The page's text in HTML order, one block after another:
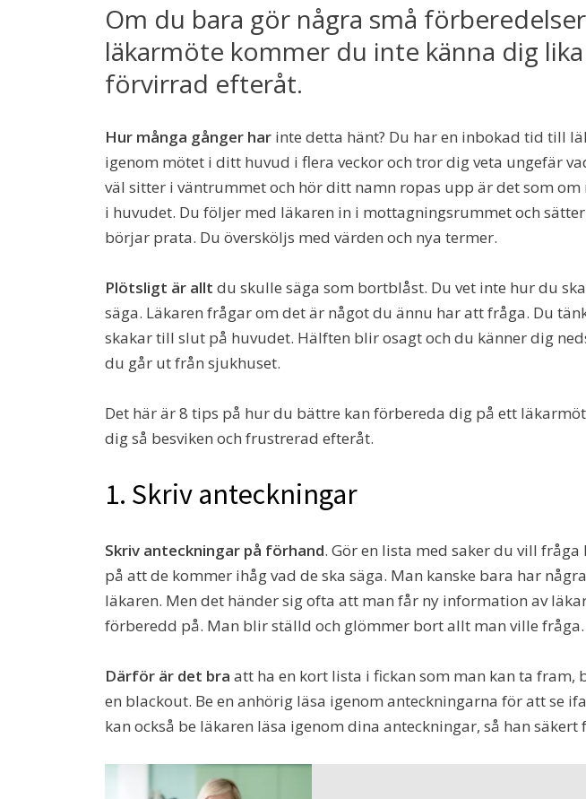
Om du bara gör några små
läkarmöte kommer du inte känna dig
förvirrad efteråt.
Hur många gånger har inte detta hänt? Du har en inbokad tid till
igenom mötet i ditt huvud i flera veckor och tror dig veta ungefär
väl sitter i väntrummet och hör ditt namn ropas upp är det som
i huvudet. Du följer med läkaren in i mottagningsrummet och
börjar prata. Du översköljs med värden och nya termer.
Plötsligt är allt du skulle säga som bortblåst. Du vet inte hur du
säga. Läkaren frågar om det är något du ännu har att fråga. Du
skakar till slut på huvudet. Hälften blir osagt och du känner dig
du går ut från sjukhuset.
Det här är 8 tips på hur du bättre kan förbereda dig på ett
dig så besviken och frustrerad efteråt.
1. Skriv anteckningar
Skriv anteckningar på förhand. Gör en lista med saker du vill
på att de kommer ihåg vad de ska säga. Man kanske bara har
läkaren. Men det händer sig ofta att man får ny information av
förberedd på. Man blir ställd och glömmer bort allt man ville fråga.
Därför är det bra att ha en kort lista i fickan som man kan ta
en blackout. Be en anhörig läsa igenom anteckningarna för att se
kan också be läkaren läsa igenom dina anteckningar, så han